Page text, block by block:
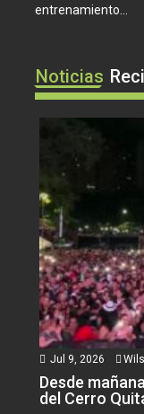
entrenamiento...
Noticias
Jul 9, 2026
Desde
del Cerro